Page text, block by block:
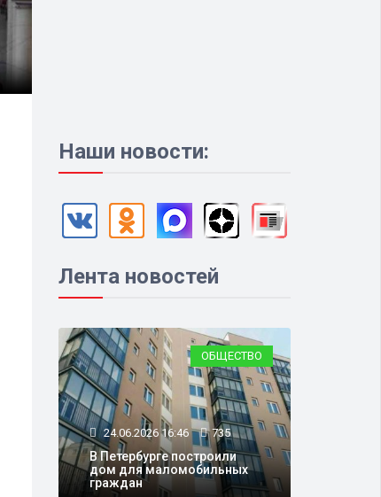
Наши новости:
Лента новостей
ОБЩЕСТВО
24.06.2026 16:46 735
В Петербурге построили
дом для маломобильных
граждан